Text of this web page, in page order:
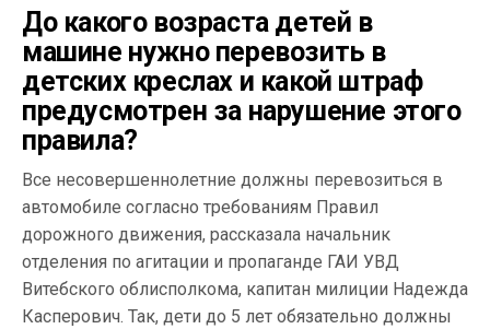
До какого возраста детей в
машине нужно перевозить в
детских креслах и какой штраф
предусмотрен за нарушение этого
правила?
Все несовершеннолетние должны перевозиться в
автомобиле согласно требованиям Правил
дорожного движения, рассказала начальник
отделения по агитации и пропаганде ГАИ УВД
Витебского облисполкома, капитан милиции Надежда
Касперович. Так, дети до 5 лет обязательно должны